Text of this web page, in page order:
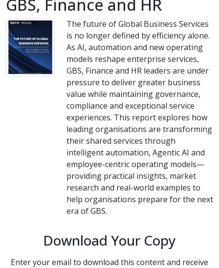
GBS, Finance and HR
The future of Global Business Services
is no longer defined by efficiency alone.
As AI, automation and new operating
models reshape enterprise services,
GBS, Finance and HR leaders are under
pressure to deliver greater business
value while maintaining governance,
compliance and exceptional service
experiences. This report explores how
leading organisations are transforming
their shared services through
intelligent automation, Agentic AI and
employee-centric operating models—
providing practical insights, market
research and real-world examples to
help organisations prepare for the next
era of GBS.
Download Your Copy
Enter your email to download this content and receive